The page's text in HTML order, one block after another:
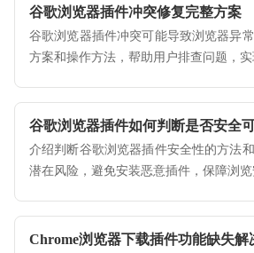
谷歌浏览器插件冲突修复完整方案
谷歌浏览器插件冲突可能导致浏览器异
方案和操作方法，帮助用户排查问题，实
谷歌浏览器插件如何判断是否安全
介绍判断谷歌浏览器插件安全性的方法
潜在风险，避免安装恶意插件，保障浏览
Chrome浏览器下载插件功能缺失解